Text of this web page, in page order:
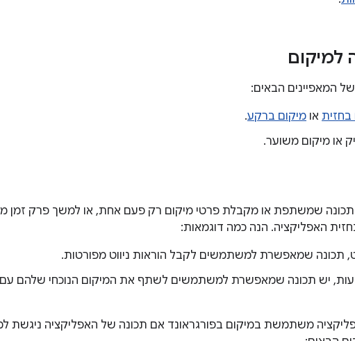
למיקום
המאפיינים הבאים:
בחזית או מיקום ברקע.
או מיקום משוער.
שמשתפת או מקבלת פרטי מיקום רק פעם אחת, או למשך פרק זמן
האפליקציה. הנה כמה דוגמאות:
תכונה שמאפשרת למשתמשים לקבל הוראות ניווט מפורטות.
יש תכונה שמאפשרת למשתמשים לשתף את המיקום הנוכחי שלהם
משתמשת במיקום בפורגראונד אם תכונה של האפליקציה ניגשת